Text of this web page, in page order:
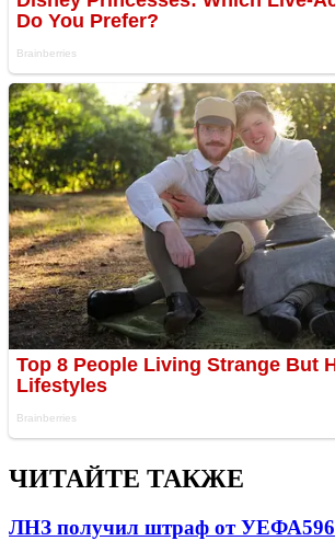
ЧИТАЙТЕ ТАКЖЕ
ЛНЗ получил штраф от УЕФА596